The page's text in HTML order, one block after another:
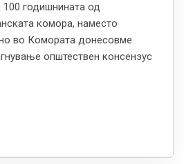
100 годишнината од
комора, наместо
во Комората донесовме
општествен консензус